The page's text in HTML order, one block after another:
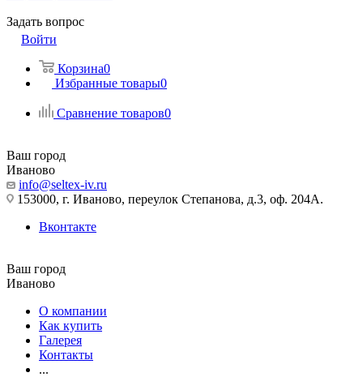
Задать вопрос
Войти
Корзина0
Избранные товары0
Сравнение товаров0
Ваш город
Иваново
info@seltex-iv.ru
153000, г. Иваново, переулок Степанова, д.3, оф. 204А.
Вконтакте
Ваш город
Иваново
О компании
Как купить
Галерея
Контакты
...